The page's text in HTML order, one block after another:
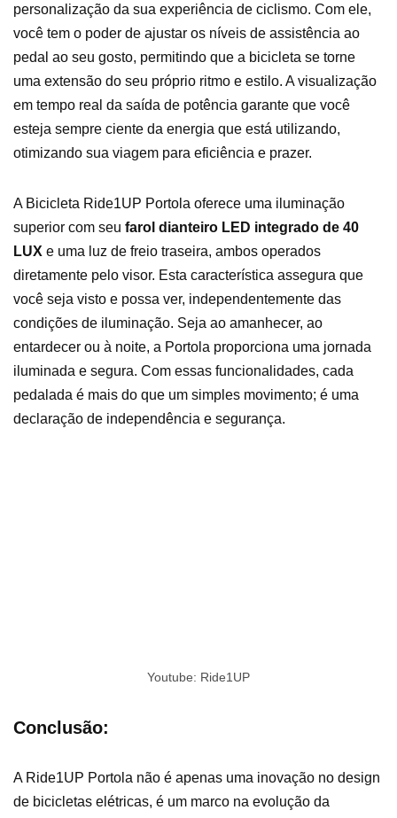
personalização da sua experiência de ciclismo. Com ele,
você tem o poder de ajustar os níveis de assistência ao
pedal ao seu gosto, permitindo que a bicicleta se torne
uma extensão do seu próprio ritmo e estilo. A visualização
em tempo real da saída de potência garante que você
esteja sempre ciente da energia que está utilizando,
otimizando sua viagem para eficiência e prazer.
A Bicicleta Ride1UP Portola oferece uma iluminação
superior com seu farol dianteiro LED integrado de 40
LUX e uma luz de freio traseira, ambos operados
diretamente pelo visor. Esta característica assegura que
você seja visto e possa ver, independentemente das
condições de iluminação. Seja ao amanhecer, ao
entardecer ou à noite, a Portola proporciona uma jornada
iluminada e segura. Com essas funcionalidades, cada
pedalada é mais do que um simples movimento; é uma
declaração de independência e segurança.
Youtube: Ride1UP
Conclusão:
A Ride1UP Portola não é apenas uma inovação no design
de bicicletas elétricas, é um marco na evolução da